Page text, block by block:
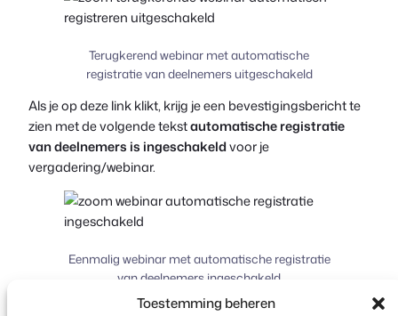
Toestemming beheren
Terugkerend webinar met automatische
registratie van deelnemers uitgeschakeld
Als je op deze link klikt, krijg je een bevestigingsbericht te
zien met de volgende tekstautomatische registratie
van deelnemers is ingeschakeldvoor je
vergadering/webinar.
Eenmalig webinar met automatische registratie
van deelnemers ingeschakeld